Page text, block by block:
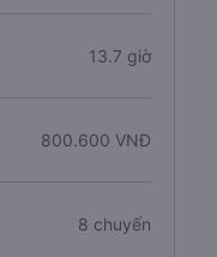
13.7 giờ
800.600 VNĐ
8 chuyến